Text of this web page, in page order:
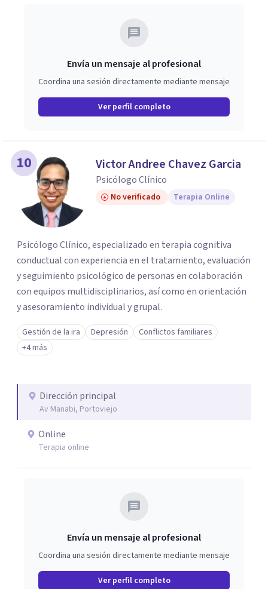
Envía un mensaje al profesional
Coordina una sesión directamente mediante mensaje
Ver perfil completo
10 Victor Andree Chavez Garcia
Psicólogo Clínico
No verificado Terapia Online
Psicólogo Clínico, especializado en terapia cognitiva
conductual con experiencia en el tratamiento, evaluación
y seguimiento psicológico de personas en colaboración
con equipos multidisciplinarios, así como en orientación
y asesoramiento individual y grupal.
Gestión de la ira Depresión
Conflictos familiares
+4 más
Dirección principal
Av Manabi, Portoviejo
Online
Terapia online
Envía un mensaje al profesional
Coordina una sesión directamente mediante mensaje
Ver perfil completo